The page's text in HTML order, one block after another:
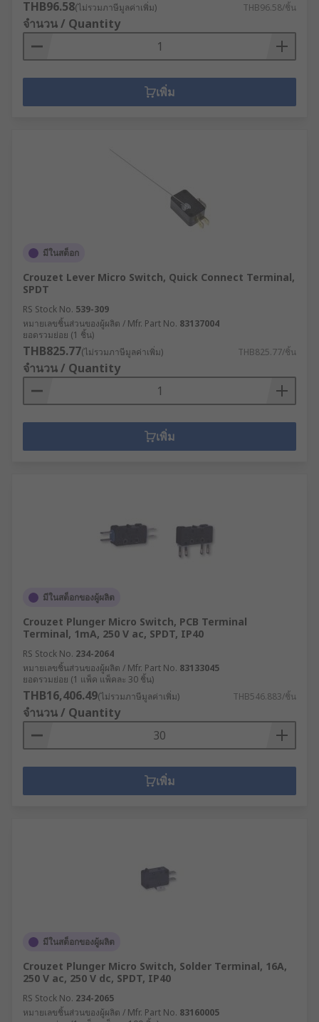
Detection switches are commonly used to detect
an open or shut detection. Used in Industrial and
domestic appliances and also the automotive
industry.
THB96.58(ไม่รวมภาษีมูลค่าเพิ่ม) THB96.58/ชิ้น
จำนวน / Quantity
เพิ่ม
มีในสต็อก
Crouzet Lever Micro Switch, Quick Connect Terminal,
SPDT
RS Stock No. 539-309
หมายเลขชิ้นส่วนของผู้ผลิต / Mfr. Part No. 83137004
ยอดรวมย่อย (1 ชิ้น)
THB825.77(ไม่รวมภาษีมูลค่าเพิ่ม) THB825.77/ชิ้น
จำนวน / Quantity
เพิ่ม
มีในสต็อกของผู้ผลิต
Crouzet Plunger Micro Switch, PCB Terminal
Terminal, 1mA, 250 V ac, SPDT, IP40
RS Stock No. 234-2064
หมายเลขชิ้นส่วนของผู้ผลิต / Mfr. Part No. 83133045
ยอดรวมย่อย (1 แพ็ค แพ็คละ 30 ชิ้น)
THB16,406.49(ไม่รวมภาษีมูลค่าเพิ่ม) THB546.883/ชิ้น
จำนวน / Quantity
เพิ่ม
มีในสต็อกของผู้ผลิต
Crouzet Plunger Micro Switch, Solder Terminal, 16A,
250 V ac, 250 V dc, SPDT, IP40
RS Stock No. 234-2065
หมายเลขชิ้นส่วนของผู้ผลิต / Mfr. Part No. 83160005